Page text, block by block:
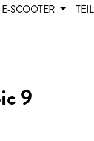
SCOOTER
9